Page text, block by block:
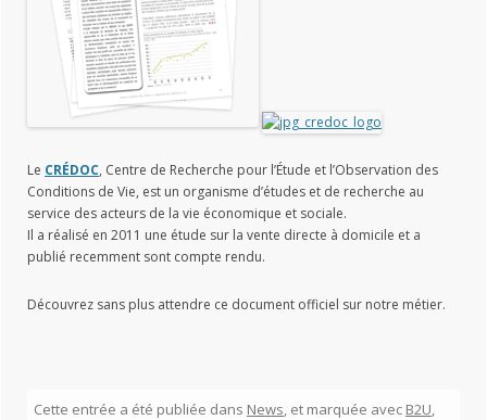
Le CRÉDOC, Centre de Recherche pour l’Étude et l’Observation des
Conditions de Vie, est un organisme d’études et de recherche au
service des acteurs de la vie économique et sociale.
Il a réalisé en 2011 une étude sur la vente directe à domicile et a
publié recemment sont compte rendu.
Découvrez sans plus attendre ce document officiel sur notre métier.
Cette entrée a été publiée dans News, et marquée avec B2U,